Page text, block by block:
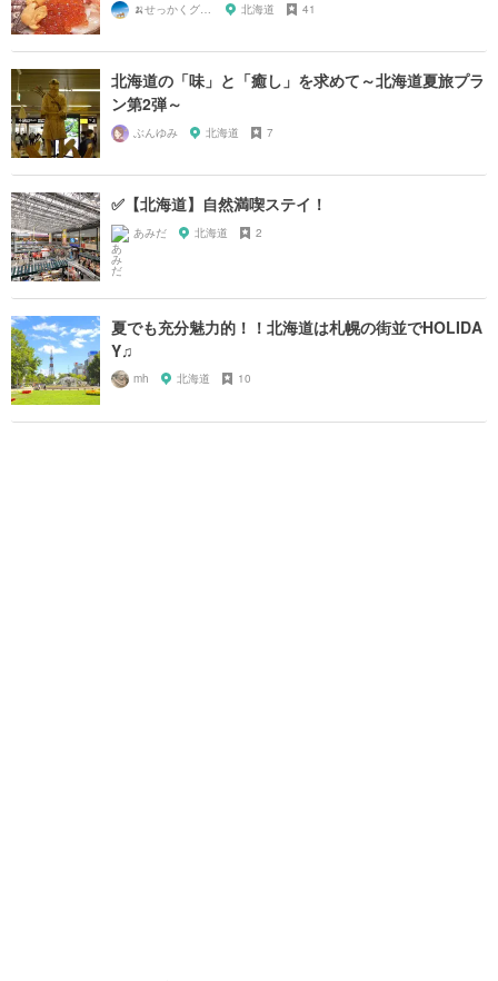
🍌せっかくグルメまにあ🍌 北海道 41
北海道の「味」と「癒し」を求めて～北海道夏旅プラ
ン第2弾～
ぶんゆみ 北海道 7
✅【北海道】自然満喫ステイ！
あみだ 北海道 2
夏でも充分魅力的！！北海道は札幌の街並でHOLIDA
Y♫
mh 北海道 10